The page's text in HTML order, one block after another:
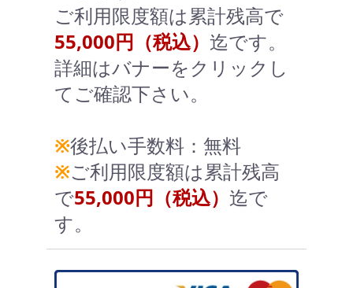
ご利用限度額は累計残高で
55,000円（税込） 迄です。
詳細はバナーをクリックし
てご確認下さい。
※後払い手数料：無料
※ご利用限度額は累計残高
で55,000円（税込） 迄で
す。